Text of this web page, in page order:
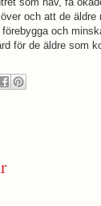
och att de
och
för de äldre som